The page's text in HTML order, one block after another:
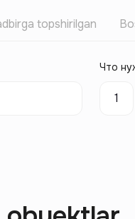
topshirilgan
Что
1